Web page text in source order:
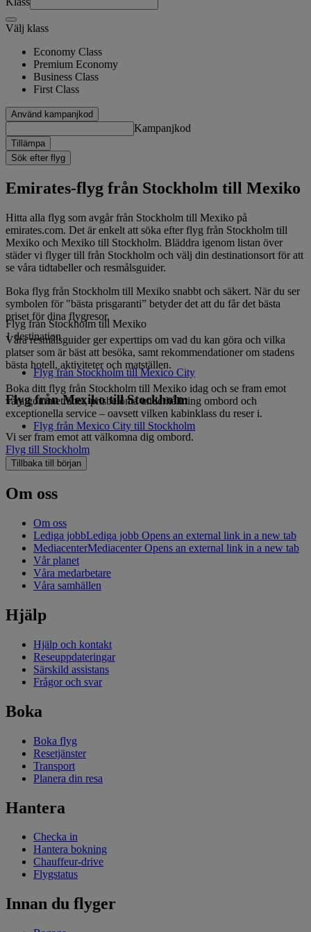
Välj klass
Economy Class
Premium Economy
Business Class
First Class
Använd kampanjkod
Kampanjkod
Tillämpa
Sök efter flyg
Emirates-flyg från Stockholm till Mexiko
Hitta alla flyg som avgår från Stockholm till Mexiko på
emirates.com. Det är enkelt att söka efter flyg från Stockholm till
Mexiko och Mexiko till Stockholm. Bläddra igenom listan över
städer vi flyger till från Stockholm och välj din destinationsort för att
se våra tidtabeller och resmålsguider.
Boka flyg från Stockholm till Mexiko snabbt och säkert. När du ser
symbolen för "bästa prisgaranti” betyder det att du får det bästa
priset för dina flygresor.
Våra resmålsguider ger experttips om vad du kan göra och vilka
platser som är bäst att besöka, samt rekommendationer om stadens
bästa hotell, aktiviteter och matställen.
Boka ditt flyg från Stockholm till Mexiko idag och se fram emot
våra gourmeträtter, prisbelönta underhållning ombord och
exceptionella service – oavsett vilken kabinklass du reser i.
Vi ser fram emot att välkomna dig ombord.
Flyg från Stockholm till Mexiko
1 destination
Flyg från Stockholm till Mexico City
Flyg från Mexiko till Stockholm
Flyg från Mexico City till Stockholm
Flyg till Stockholm
Tillbaka till början
Om oss
Om oss
Lediga jobbLediga jobb Opens an external link in a new tab
MediacenterMediacenter Opens an external link in a new tab
Vår planet
Våra medarbetare
Våra samhällen
Hjälp
Hjälp och kontakt
Reseuppdateringar
Särskild assistans
Frågor och svar
Boka
Boka flyg
Resetjänster
Transport
Planera din resa
Hantera
Checka in
Hantera bokning
Chauffeur-drive
Flygstatus
Innan du flyger